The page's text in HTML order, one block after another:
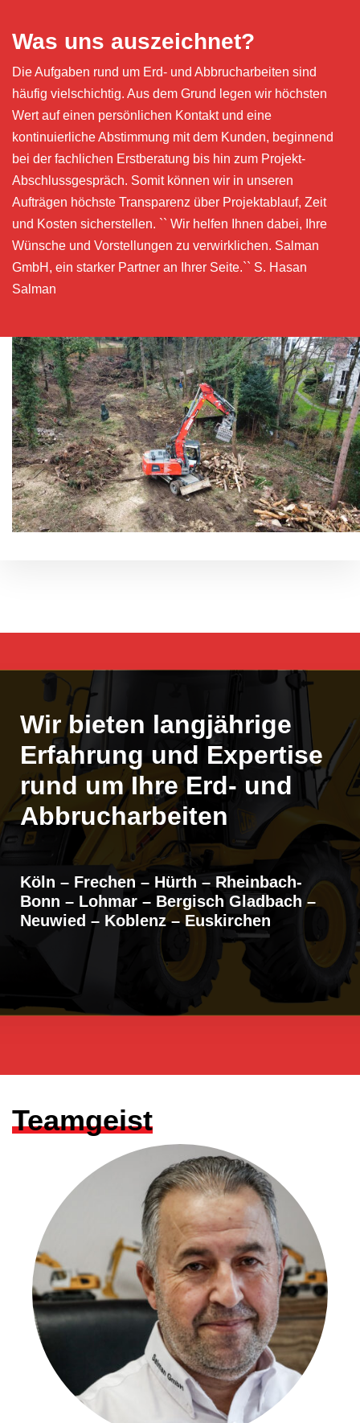
Was uns auszeichnet?
Die Aufgaben rund um Erd- und Abbrucharbeiten sind
häufig vielschichtig. Aus dem Grund legen wir höchsten
Wert auf einen persönlichen Kontakt und eine
kontinuierliche Abstimmung mit dem Kunden, beginnend
bei der fachlichen Erstberatung bis hin zum Projekt-
Abschlussgespräch. Somit können wir in unseren
Aufträgen höchste Transparenz über Projektablauf, Zeit
und Kosten sicherstellen. `` Wir helfen Ihnen dabei, Ihre
Wünsche und Vorstellungen zu verwirklichen. Salman
GmbH, ein starker Partner an Ihrer Seite.`` S. Hasan
Salman
Wir bieten langjährige
Erfahrung und Expertise
rund um Ihre Erd- und
Abbrucharbeiten
Köln – Frechen – Hürth – Rheinbach-
Bonn – Lohmar – Bergisch Gladbach –
Neuwied – Koblenz – Euskirchen
Teamgeist